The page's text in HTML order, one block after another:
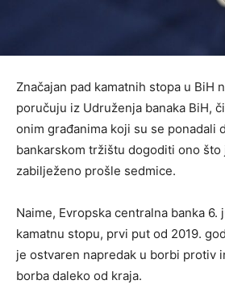
Značajan pad kamatnih stopa u BiH
poručuju iz Udruženja banaka BiH,
onim građanima koji su se ponadali
bankarskom tržištu dogoditi ono što
zabilježeno prošle sedmice.
Naime, Evropska centralna banka 6.
kamatnu stopu, prvi put od 2019.
je ostvaren napredak u borbi protiv
borba daleko od kraja.